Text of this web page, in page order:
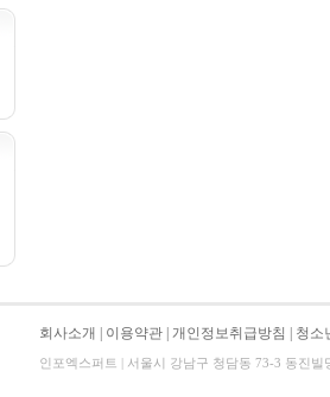
회사소개 이용약관 개인정보취급방침 청소
인포엑스퍼트 | 서울시 강남구 청담동 73-3 동진빌